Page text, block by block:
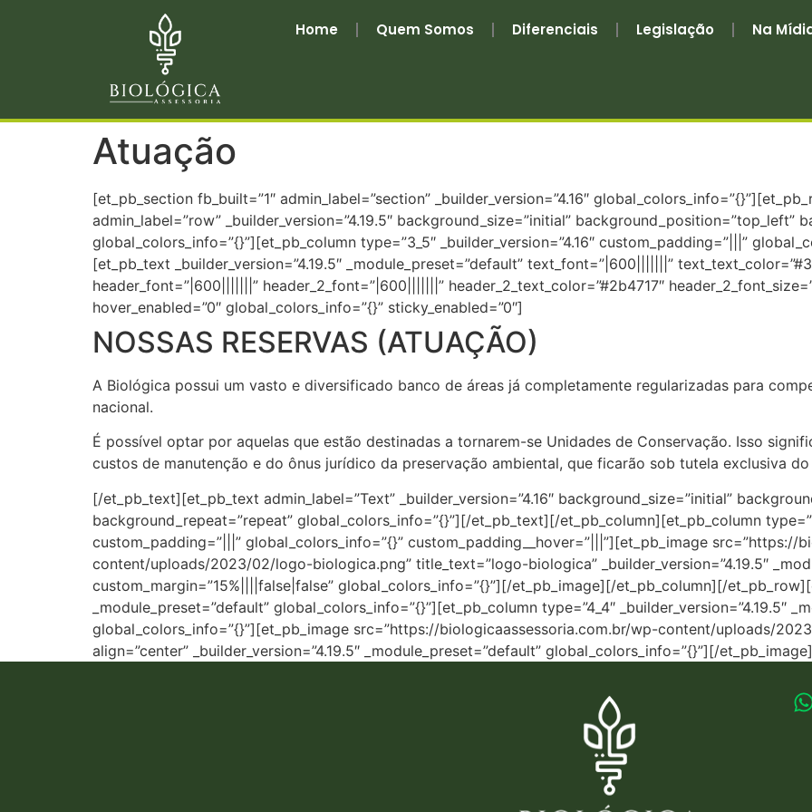
Home Quem Somos Diferenciais Legislação Na
Atuação
[et_pb_section fb_built=”1″ admin_label=”section” _builder_version=”4.16″
admin_label=”row” _builder_version=”4.19.5″ background_size=”initial” background_position=”top_left”
global_colors_info=”{}”][et_pb_column type=”3_5″ _builder_version=”4.16″ custom_padding=”|||”
[et_pb_text _builder_version=”4.19.5″ _module_preset=”default” text_font=”|600|||||||”
header_font=”|600|||||||” header_2_font=”|600|||||||” header_2_text_color=”#2b4717″
hover_enabled=”0″ global_colors_info=”{}” sticky_enabled=”0″]
NOSSAS RESERVAS (ATUAÇÃO)
A Biológica possui um vasto e diversificado banco de áreas já completamente regularizadas para
nacional.
É possível optar por aquelas que estão destinadas a tornarem-se Unidades de Conservação. Isso
custos de manutenção e do ônus jurídico da preservação ambiental, que ficarão sob tutela exclusiva
[/et_pb_text][et_pb_text admin_label=”Text” _builder_version=”4.16″ background_size=”initial”
background_repeat=”repeat” global_colors_info=”{}”][/et_pb_text][/et_pb_column][et_pb_column
custom_padding=”|||” global_colors_info=”{}” custom_padding__hover=”|||”][et_pb_image src=”https://
content/uploads/2023/02/logo-biologica.png” title_text=”logo-biologica” _builder_version=”4.19.5″
custom_margin=”15%||||false|false” global_colors_info=”{}”][/et_pb_image][/et_pb_column][/
_module_preset=”default” global_colors_info=”{}”][et_pb_column type=”4_4″ _builder_version=”4.19.5″
global_colors_info=”{}”][et_pb_image src=”https://biologicaassessoria.com.br/wp-content/uploads/
align=”center” _builder_version=”4.19.5″ _module_preset=”default” global_colors_info=”{}”][/